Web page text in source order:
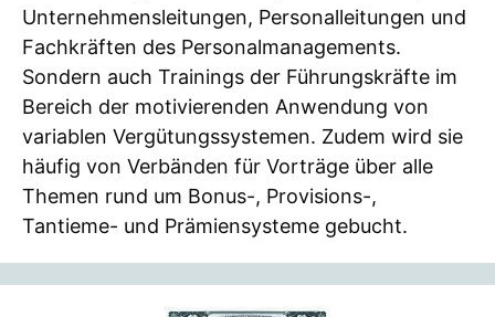
Unternehmensleitungen, Personalleitungen und
Fachkräften des Personalmanagements.
Sondern auch Trainings der Führungskräfte im
Bereich der motivierenden Anwendung von
variablen Vergütungssystemen. Zudem wird sie
häufig von Verbänden für Vorträge über alle
Themen rund um Bonus-, Provisions-,
Tantieme- und Prämiensysteme gebucht.